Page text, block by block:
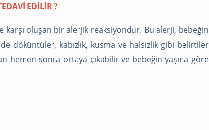
EDILIR ?
karşı oluşan bir alerjik reaksiyondur. Bu alerji, bebeğin
döküntüler, kabızlık, kusma ve halsizlik gibi belirtiler
hemen sonra ortaya çıkabilir ve bebeğin yaşına göre